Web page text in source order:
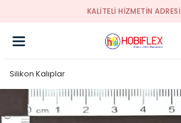
KALİTELİ HİZMETİN ADRESİ
Silikon Kalıplar